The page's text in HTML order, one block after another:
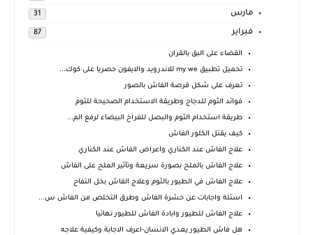
مارس 31
فبراير 87
القضاء على البق بالقران
تحميل تطبيق my we للاندرويد والايفون حصريا على كوك...
تعرف على شكل قرصة الفاش بالصور
فوائد الثوم للدجاج وطريقة الاستخدام الصحيحة للثوم
طريقة استخدام الثوم والبصل للفراخ البيضاء لرفع الم...
كيف يقتل الكلور الفاش
علاج الفاش عند الكناري واعراض الفاش عند الكناري
علاج الفاش بالملح بصورة سريعة وتأثير الملح على الفاش
علاج الفاش في الطيور بالثوم وعلاج الفاش بخل التفاح
اسئلة واجابات عن حشرة الفاش وطرق التخلص من الفاش س...
علاج الفاش للطيور وابادة الفاش للطيور نهائيا
هل فاش الطيور يعدي الانسان-اعرف الاجابة وكيفية علاجه